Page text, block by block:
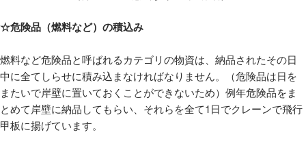
☆危険品（燃料など）の積込み
燃料など危険品と呼ばれるカテゴリの物資は、納品されたその日
中に全てしらせに積み込まなければなりません。（危険品は日を
またいで岸壁に置いておくことができないため）例年危険品をま
とめて岸壁に納品してもらい、それらを全て1日でクレーンで飛行
甲板に揚げています。